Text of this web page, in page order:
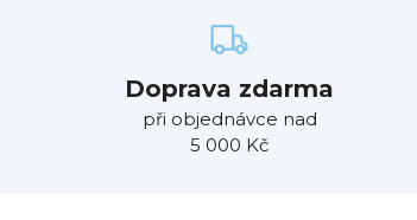
Doprava zdarma
při objednávce nad
5 000 Kč